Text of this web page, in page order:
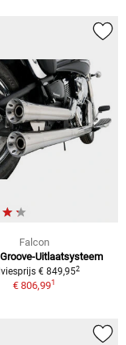
Falcon
Uitlaatsysteem
€ 849,952
€ 806,991